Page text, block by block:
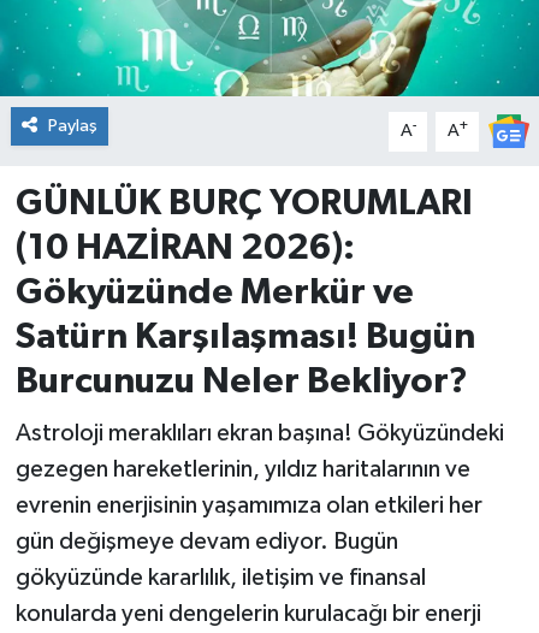
Paylaş A- A+
GÜNLÜK BURÇ YORUMLARI
(10 HAZİRAN 2026):
Gökyüzünde Merkür ve
Satürn Karşılaşması! Bugün
Burcunuzu Neler Bekliyor?
Astroloji meraklıları ekran başına! Gökyüzündeki
gezegen hareketlerinin, yıldız haritalarının ve
evrenin enerjisinin yaşamımıza olan etkileri her
gün değişmeye devam ediyor. Bugün
gökyüzünde kararlılık, iletişim ve finansal
konularda yeni dengelerin kurulacağı bir enerji
EKONOMİ
Erdek
Gömeç
Gönen
Havran
İvrindi
KENT GÜNDEMİ
Kepsut
KÜLTÜR-SANAT
MAGAZİN